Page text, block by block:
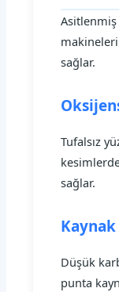
Asitlenmiş
sağlar.
Tufalsız
sağlar.
Düşük
punta